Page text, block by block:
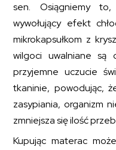
sen. Osiągniemy
wywołujący efekt
mikrokapsułkom z
wilgoci uwalniane są
przyjemne uczucie
tkaninie, powodując,
zasypiania, organizm
zmniejsza się ilość
Kupując materac